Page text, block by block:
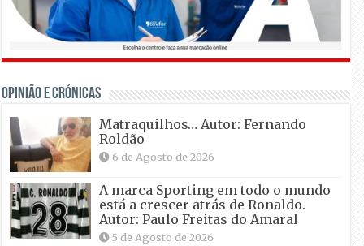
OPINIÃO E CRÓNICAS
Matraquilhos… Autor: Fernando
Roldão
6 de Agosto de 2026
A marca Sporting em todo o mundo
está a crescer atrás de Ronaldo.
Autor: Paulo Freitas do Amaral
5 de Agosto de 2026